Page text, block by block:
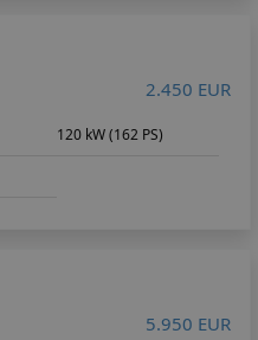
2.450 EUR
120 kW (162 PS)
5.950 EUR